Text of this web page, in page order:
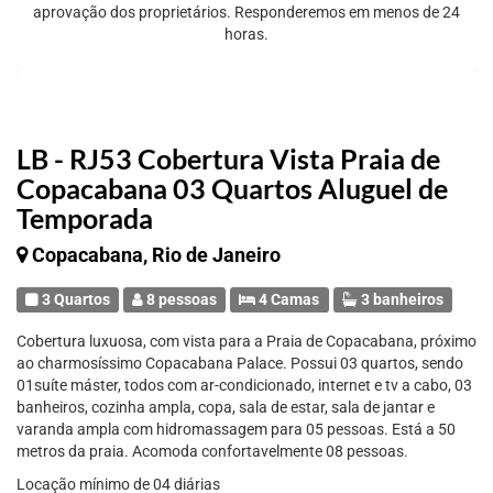
LB - RJ53 Cobertura Vista Praia de
Copacabana 03 Quartos Aluguel de
Temporada
Copacabana, Rio de Janeiro
3 Quartos 8 pessoas 4 Camas 3 banheiros
Cobertura luxuosa, com vista para a Praia de Copacabana, próximo
ao charmosíssimo Copacabana Palace. Possui 03 quartos, sendo
01suíte máster, todos com ar-condicionado, internet e tv a cabo, 03
banheiros, cozinha ampla, copa, sala de estar, sala de jantar e
varanda ampla com hidromassagem para 05 pessoas. Está a 50
metros da praia. Acomoda confortavelmente 08 pessoas.
Locação mínimo de 04 diárias
aprovação dos proprietários. Responderemos em menos de 24
horas.